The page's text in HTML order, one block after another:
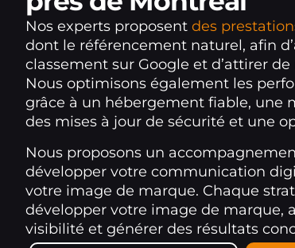
Nos experts proposent des
dont le référencement naturel, afin
classement sur Google et d’attirer
Nous optimisons également les
grâce à un hébergement fiable, une
des mises à jour de sécurité et une
Nous proposons un
développer votre communication
votre image de marque. Chaque
développer votre image de marque,
visibilité et générer des résultats